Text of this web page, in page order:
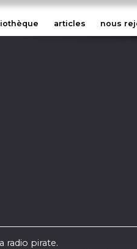
articles nous
radio pirate.